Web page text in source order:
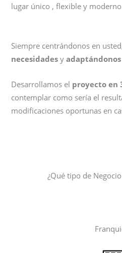
lugar único , flexible y
Siempre centrándonos en
necesidadesy
Desarrollamos el proyecto en
contemplar como sería el
modificaciones oportunas en
¿Qué tipo de